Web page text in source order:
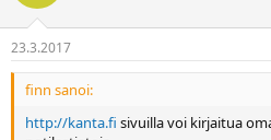
23.3.2017
finn sanoi:
http://kanta.fi sivuilla voi kirjaitua